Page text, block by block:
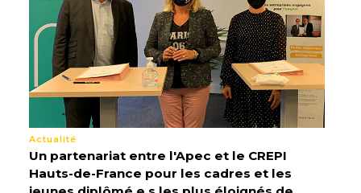
Actualité
Un partenariat entre l'Apec et le CREPI
Hauts-de-France pour les cadres et les